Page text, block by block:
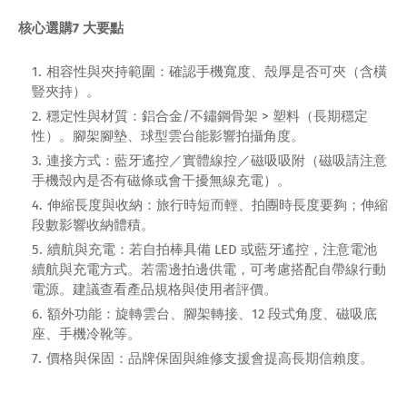
核心選購7 大要點
相容性與夾持範圍：確認手機寬度、殼厚是否可夾（含橫
豎夾持）。
穩定性與材質：鋁合金/不鏽鋼骨架 > 塑料（長期穩定
性）。腳架腳墊、球型雲台能影響拍攝角度。
連接方式：藍牙遙控／實體線控／磁吸吸附（磁吸請注意
手機殼內是否有磁條或會干擾無線充電）。
伸縮長度與收納：旅行時短而輕、拍團時長度要夠；伸縮
段數影響收納體積。
續航與充電：若自拍棒具備 LED 或藍牙遙控，注意電池
續航與充電方式。若需邊拍邊供電，可考慮搭配自帶線行動
電源。建議查看產品規格與使用者評價。
額外功能：旋轉雲台、腳架轉接、12 段式角度、磁吸底
座、手機冷靴等。
價格與保固：品牌保固與維修支援會提高長期信賴度。